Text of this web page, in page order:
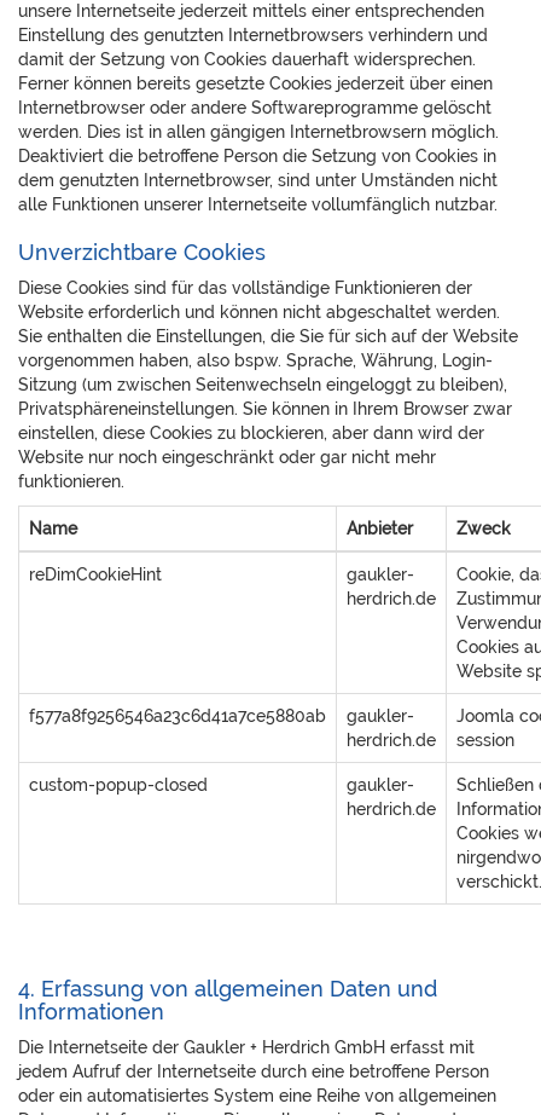
unsere Internetseite jederzeit mittels einer entsprechenden
Einstellung des genutzten Internetbrowsers verhindern und
damit der Setzung von Cookies dauerhaft widersprechen.
Ferner können bereits gesetzte Cookies jederzeit über einen
Internetbrowser oder andere Softwareprogramme gelöscht
werden. Dies ist in allen gängigen Internetbrowsern möglich.
Deaktiviert die betroffene Person die Setzung von Cookies in
dem genutzten Internetbrowser, sind unter Umständen nicht
alle Funktionen unserer Internetseite vollumfänglich nutzbar.
Unverzichtbare Cookies
Diese Cookies sind für das vollständige Funktionieren der
Website erforderlich und können nicht abgeschaltet werden.
Sie enthalten die Einstellungen, die Sie für sich auf der Website
vorgenommen haben, also bspw. Sprache, Währung, Login-
Sitzung (um zwischen Seitenwechseln eingeloggt zu bleiben),
Privatsphäreneinstellungen. Sie können in Ihrem Browser zwar
einstellen, diese Cookies zu blockieren, aber dann wird der
Website nur noch eingeschränkt oder gar nicht mehr
funktionieren.
Name Anbieter Zweck
reDimCookieHint
gaukler-
herdrich.de
Cookie,
Cookies
Website
f577a8f9256546a23c6d41a7ce5880ab
gaukler-
herdrich.de
Joomla
session
custom-popup-closed
gaukler-
herdrich.de
Schließen
Cookies
nirgendwo
verschickt.
4. Erfassung von allgemeinen Daten und
Informationen
Die Internetseite der Gaukler + Herdrich GmbH erfasst mit
jedem Aufruf der Internetseite durch eine betroffene Person
oder ein automatisiertes System eine Reihe von allgemeinen